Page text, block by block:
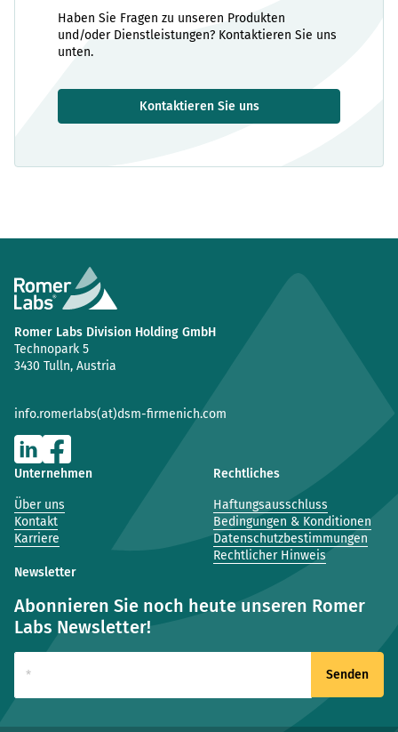
Haben Sie Fragen zu unseren Produkten
und/oder Dienstleistungen? Kontaktieren Sie uns
unten.
Kontaktieren Sie uns
Romer Labs Division Holding GmbH
Technopark 5
3430 Tulln, Austria
info.romerlabs(at)dsm-firmenich.com
Unternehmen
Über uns
Kontakt
Karriere
Rechtliches
Haftungsausschluss
Bedingungen & Konditionen
Datenschutzbestimmungen
Rechtlicher Hinweis
Newsletter
Abonnieren Sie noch heute unseren Romer
Labs Newsletter!